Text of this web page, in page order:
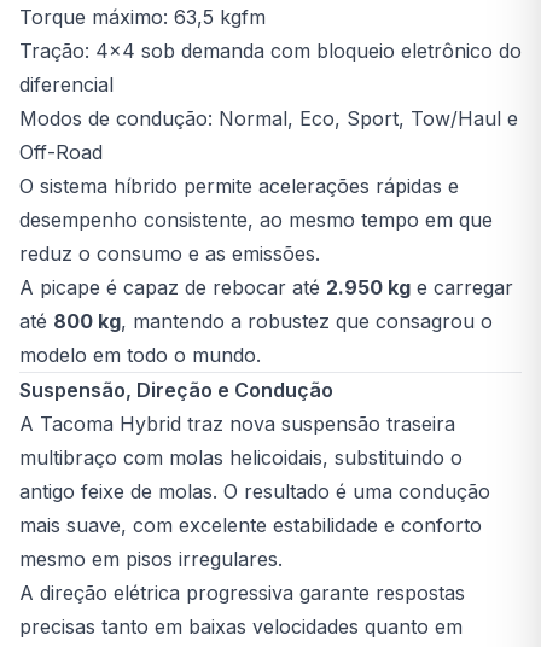
Torque máximo: 63,5 kgfm
Tração: 4x4 sob demanda com bloqueio eletrônico do
diferencial
Modos de condução: Normal, Eco, Sport, Tow/Haul e
Off-Road
O sistema híbrido permite acelerações rápidas e
desempenho consistente, ao mesmo tempo em que
reduz o consumo e as emissões.
A picape é capaz de rebocar até 2.950 kg e carregar
até 800 kg, mantendo a robustez que consagrou o
modelo em todo o mundo.
Suspensão, Direção e Condução
A Tacoma Hybrid traz nova suspensão traseira
multibraço com molas helicoidais, substituindo o
antigo feixe de molas. O resultado é uma condução
mais suave, com excelente estabilidade e conforto
mesmo em pisos irregulares.
A direção elétrica progressiva garante respostas
precisas tanto em baixas velocidades quanto em